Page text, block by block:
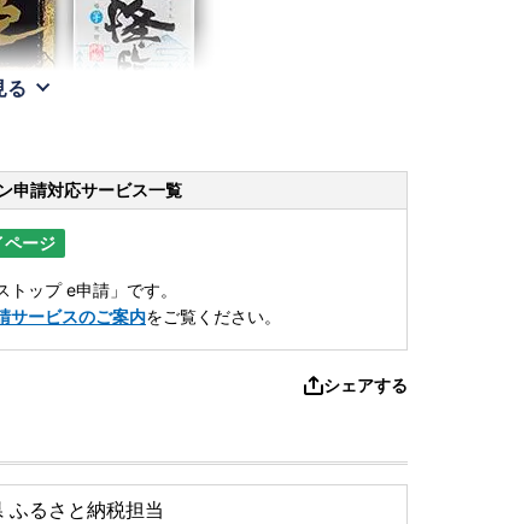
る
申請対応サービス一覧
ページ
ップ e申請」です。
サービスのご案内をご覧ください。
シェアする
ふるさと納税担当